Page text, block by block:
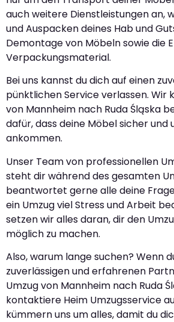
auch weitere Dienstleistungen an,
und Auspacken deines Hab und
Demontage von Möbeln sowie die
Verpackungsmaterial.
Bei uns kannst du dich auf einen
pünktlichen Service verlassen. Wir
von Mannheim nach Ruda Śląska
dafür, dass deine Möbel sicher und
ankommen.
Unser Team von professionellen
steht dir während des gesamten
beantwortet gerne alle deine
ein Umzug viel Stress und Arbeit
setzen wir alles daran, dir den
möglich zu machen.
Also, warum lange suchen? Wenn
zuverlässigen und erfahrenen
Umzug von Mannheim nach Ruda
kontaktiere Heim Umzugsservice
kümmern uns um alles, damit du